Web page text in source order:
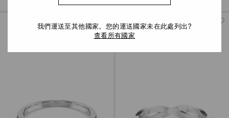
濾
件
我們運送至其他國家。您的運送國家未在此處列出?
查看所有國家